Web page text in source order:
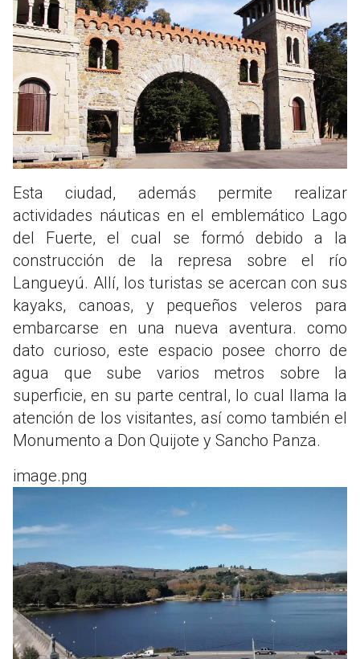
Esta ciudad, además permite realizar
actividades náuticas en el emblemático Lago
del Fuerte, el cual se formó debido a la
construcción de la represa sobre el río
Langueyú. Allí, los turistas se acercan con sus
kayaks, canoas, y pequeños veleros para
embarcarse en una nueva aventura. como
dato curioso, este espacio posee chorro de
agua que sube varios metros sobre la
superficie, en su parte central, lo cual llama la
atención de los visitantes, así como también el
Monumento a Don Quijote y Sancho Panza.
image.png